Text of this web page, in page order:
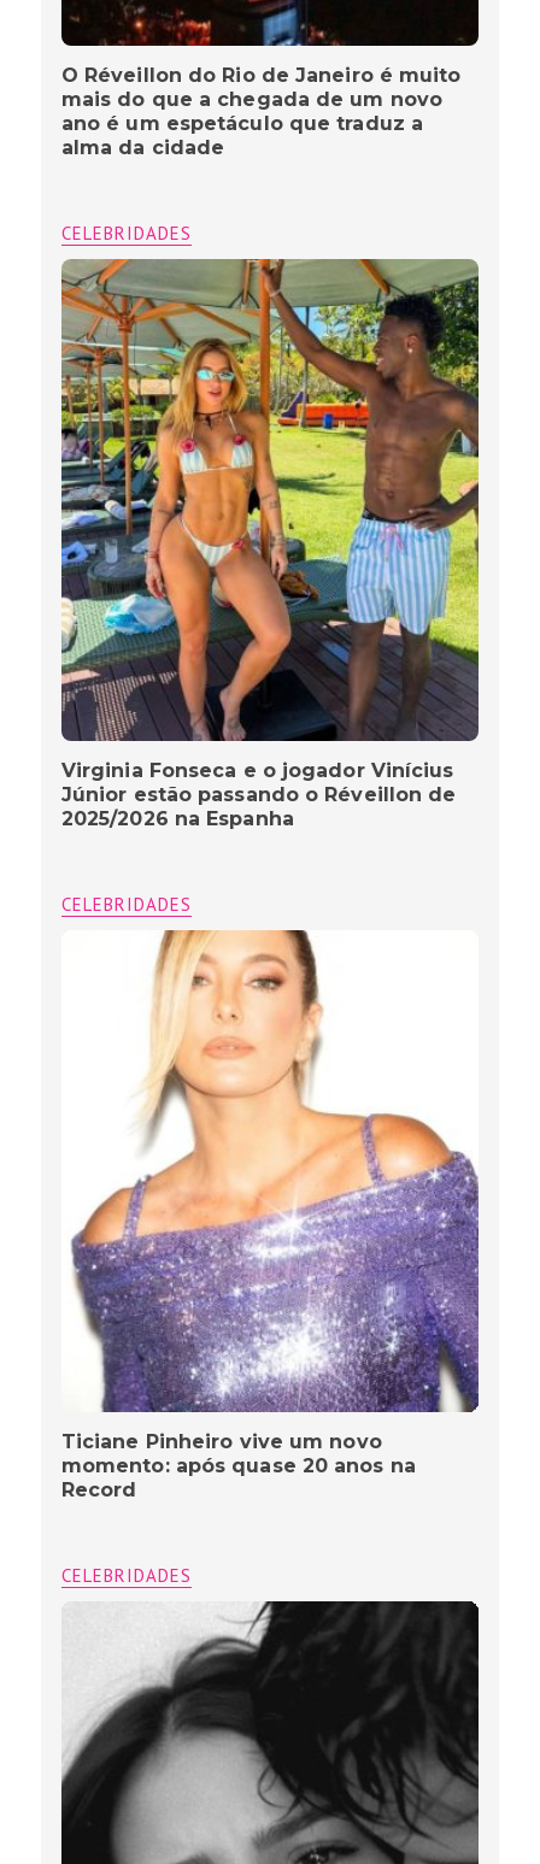
O Réveillon do Rio de Janeiro é muito
mais do que a chegada de um novo
ano é um espetáculo que traduz a
alma da cidade
CELEBRIDADES
Virginia Fonseca e o jogador Vinícius
Júnior estão passando o Réveillon de
2025/2026 na Espanha
CELEBRIDADES
Ticiane Pinheiro vive um novo
momento: após quase 20 anos na
Record
CELEBRIDADES